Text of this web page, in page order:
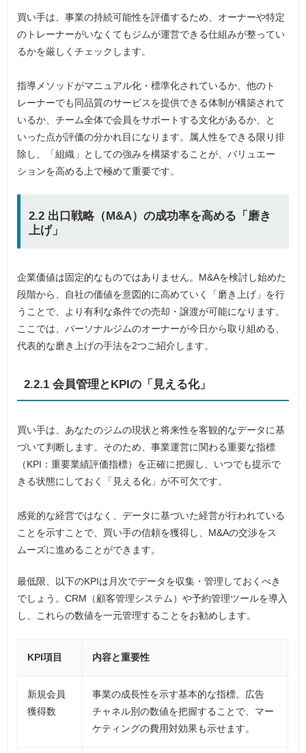
買い手は、事業の持続可能性を評価するため、オーナーや特定
のトレーナーがいなくてもジムが運営できる仕組みが整ってい
るかを厳しくチェックします。
指導メソッドがマニュアル化・標準化されているか、他のト
レーナーでも同品質のサービスを提供できる体制が構築されて
いるか、チーム全体で会員をサポートする文化があるか、と
いった点が評価の分かれ目になります。属人性をできる限り排
除し、「組織」としての強みを構築することが、バリュエー
ションを高める上で極めて重要です。
2.2 出口戦略（M&A）の成功率を高める「磨き
上げ」
企業価値は固定的なものではありません。M&Aを検討し始めた
段階から、自社の価値を意図的に高めていく「磨き上げ」を行
うことで、より有利な条件での売却・譲渡が可能になります。
ここでは、パーソナルジムのオーナーが今日から取り組める、
代表的な磨き上げの手法を2つご紹介します。
2.2.1 会員管理とKPIの「見える化」
買い手は、あなたのジムの現状と将来性を客観的なデータに基
づいて判断します。そのため、事業運営に関わる重要な指標
（KPI：重要業績評価指標）を正確に把握し、いつでも提示で
きる状態にしておく「見える化」が不可欠です。
感覚的な経営ではなく、データに基づいた経営が行われている
ことを示すことで、買い手の信頼を獲得し、M&Aの交渉をス
ムーズに進めることができます。
最低限、以下のKPIは月次でデータを収集・管理しておくべき
でしょう。CRM（顧客管理システム）や予約管理ツールを導入
し、これらの数値を一元管理することをお勧めします。
KPI項目 内容と重要性
新規会員
獲得数
事業の成長性を示す基本的な指標。広告
チャネル別の数値を把握することで、マー
ケティングの費用対効果も示せます。